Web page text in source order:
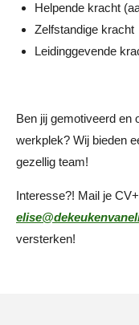
Helpende kracht
Zelfstandige kracht
Leidinggevende
Ben jij gemotiveerd en
werkplek? Wij bieden
gezellig team!
Interesse?! Mail je
versterken!